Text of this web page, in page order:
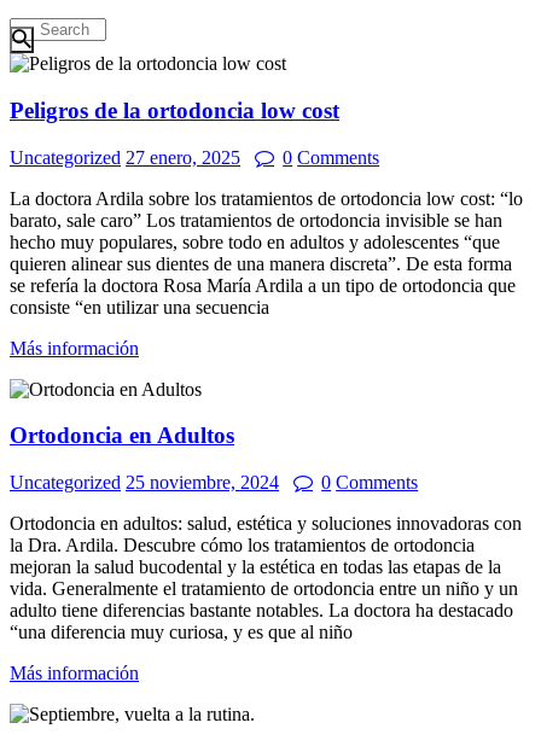
Peligros de la ortodoncia low cost
Uncategorized 27 enero, 2025 0 Comments
La doctora Ardila sobre los tratamientos de ortodoncia low cost: “lo
barato, sale caro” Los tratamientos de ortodoncia invisible se han
hecho muy populares, sobre todo en adultos y adolescentes “que
quieren alinear sus dientes de una manera discreta”. De esta forma
se refería la doctora Rosa María Ardila a un tipo de ortodoncia que
consiste “en utilizar una secuencia
Más información
Ortodoncia en Adultos
Uncategorized 25 noviembre, 2024 0 Comments
Ortodoncia en adultos: salud, estética y soluciones innovadoras con
la Dra. Ardila. Descubre cómo los tratamientos de ortodoncia
mejoran la salud bucodental y la estética en todas las etapas de la
vida. Generalmente el tratamiento de ortodoncia entre un niño y un
adulto tiene diferencias bastante notables. La doctora ha destacado
“una diferencia muy curiosa, y es que al niño
Más información